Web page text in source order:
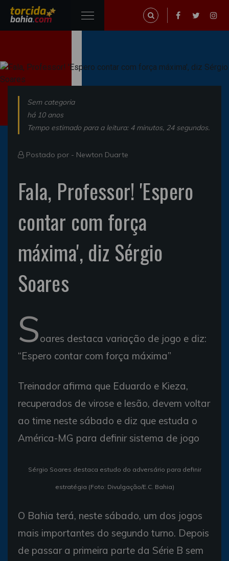
Sem categoria
há 10 anos
Tempo estimado para a leitura: 4 minutos, 24 segundos.
Postado por - Newton Duarte
Fala, Professor! 'Espero
contar com força
máxima', diz Sérgio
Soares
Soares destaca variação de jogo e diz:
“Espero contar com força máxima”
Treinador afirma que Eduardo e Kieza,
recuperados de virose e lesão, devem voltar
ao time neste sábado e diz que estuda o
América-MG para definir sistema de jogo
Sérgio Soares destaca estudo do adversário para definir
estratégia (Foto: Divulgação/E.C. Bahia)
O Bahia terá, neste sábado, um dos jogos
mais importantes do segundo turno. Depois
de passar a primeira parte da Série B sem